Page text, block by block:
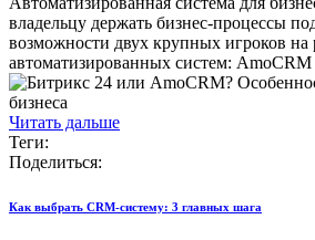
владельцу держать бизнес-процессы
возможности двух крупных игроков на
автоматизированных систем:
Читать дальше
Теги:
Поделиться:
Как выбрать CRM-систему: 3 главных шага